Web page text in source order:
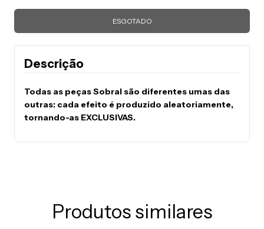
Descrição
Todas as peças Sobral são diferentes umas das
outras: cada efeito é produzido aleatoriamente,
tornando-as EXCLUSIVAS.
Produtos similares